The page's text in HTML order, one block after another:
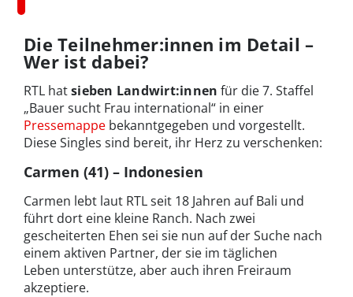
Die Teilnehmer:innen im Detail –
Wer ist dabei?
RTL hatsieben Landwirt:innen für die 7. Staffel
„Bauer sucht Frau international“ in einer
Pressemappe bekanntgegeben und vorgestellt.
Diese Singles sind bereit, ihr Herz zu verschenken:
Carmen (41) – Indonesien
Carmen lebt laut RTL seit 18 Jahren auf Bali und
führt dort eine kleine Ranch. Nach zwei
gescheiterten Ehen sei sie nun auf der Suche nach
einem aktiven Partner, der sie im täglichen
Leben unterstütze, aber auch ihren Freiraum
akzeptiere.